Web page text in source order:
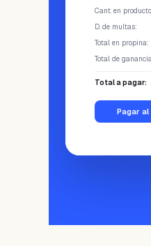
Cant. en
D. de multas:
Total en propina:
Total de
Total a pagar:
Pagar